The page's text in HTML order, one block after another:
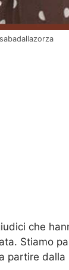
che
Stiamo
partire